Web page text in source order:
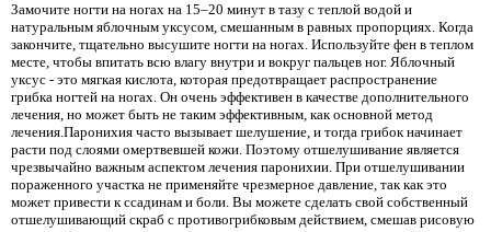
Замочите ногти на ногах на 15–20 минут в тазу с теплой водой и
натуральным яблочным уксусом, смешанным в равных пропорциях. Когда
закончите, тщательно высушите ногти на ногах. Используйте фен в теплом
месте, чтобы впитать всю влагу внутри и вокруг пальцев ног. Яблочный
уксус - это мягкая кислота, которая предотвращает распространение
грибка ногтей на ногах. Он очень эффективен в качестве дополнительного
лечения, но может быть не таким эффективным, как основной метод
лечения.Паронихия часто вызывает шелушение, и тогда грибок начинает
расти под слоями омертвевшей кожи. Поэтому отшелушивание является
чрезвычайно важным аспектом лечения паронихии. При отшелушивании
пораженного участка не применяйте чрезмерное давление, так как это
может привести к ссадинам и боли. Вы можете сделать свой собственный
отшелушивающий скраб с противогрибковым действием, смешав рисовую